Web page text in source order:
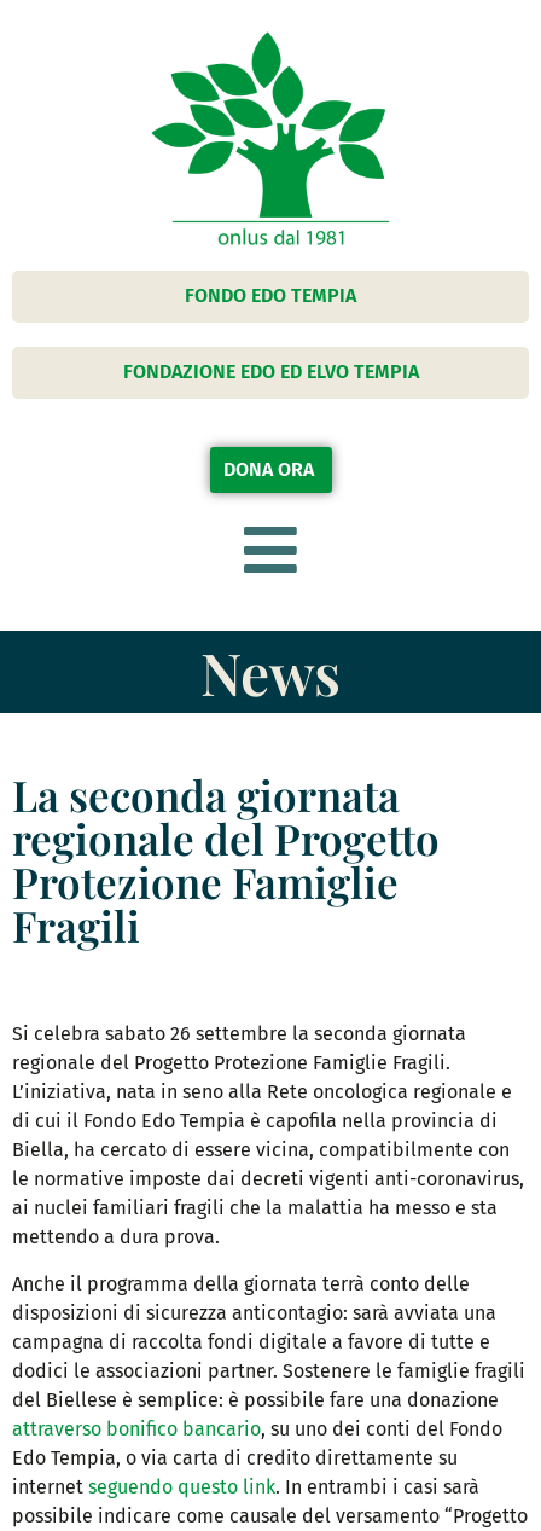
FONDO EDO TEMPIA
FONDAZIONE EDO ED ELVO TEMPIA
DONA ORA
News
La seconda giornata
regionale del Progetto
Protezione Famiglie
Fragili
Si celebra sabato 26 settembre la seconda giornata
regionale del Progetto Protezione Famiglie Fragili.
L’iniziativa, nata in seno alla Rete oncologica regionale e
di cui il Fondo Edo Tempia è capofila nella provincia di
Biella, ha cercato di essere vicina, compatibilmente con
le normative imposte dai decreti vigenti anti-coronavirus,
ai nuclei familiari fragili che la malattia ha messo e sta
mettendo a dura prova.
Anche il programma della giornata terrà conto delle
disposizioni di sicurezza anticontagio: sarà avviata una
campagna di raccolta fondi digitale a favore di tutte e
dodici le associazioni partner. Sostenere le famiglie fragili
del Biellese è semplice: è possibile fare una donazione
attraverso bonifico bancario, su uno dei conti del Fondo
Edo Tempia, o via carta di credito direttamente su
internet seguendo questo link. In entrambi i casi sarà
possibile indicare come causale del versamento “Progetto